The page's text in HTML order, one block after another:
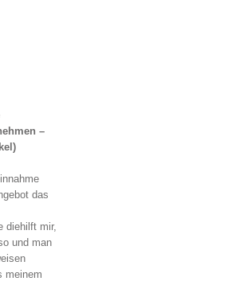
–
das
diehilft mir,
und man
meinem